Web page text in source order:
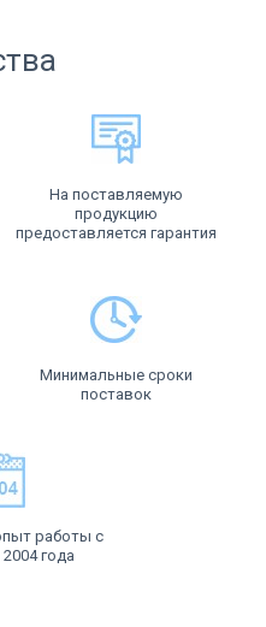
На поставляемую
продукцию
предоставляется гарантия
Минимальные сроки
поставок
работы с
года